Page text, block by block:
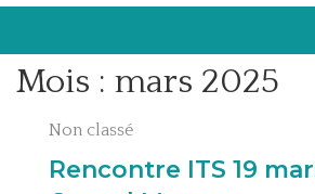
Mois : mars 2025
Non classé
Rencontre ITS 19